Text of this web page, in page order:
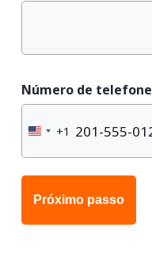
Número de telefone
United
States
+1
+1